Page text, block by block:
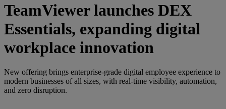
TeamViewer launches DEX
Essentials, expanding digital
workplace innovation
New offering brings enterprise-grade digital employee experience to
modern businesses of all sizes, with real-time visibility, automation,
and zero disruption.